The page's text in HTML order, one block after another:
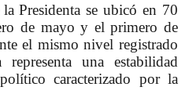
Presidenta se ubicó en 70
de mayo y el primero de
el mismo nivel registrado
una estabilidad
caracterizado por la